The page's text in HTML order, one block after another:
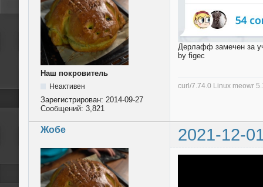
Наш покровитель
Неактивен
Зарегистрирован: 2014-09-27
Сообщений: 3,821
Дерлафф замечен за
by figec
curl/7.74.0 Linux meowr
Жобе 2021-12-